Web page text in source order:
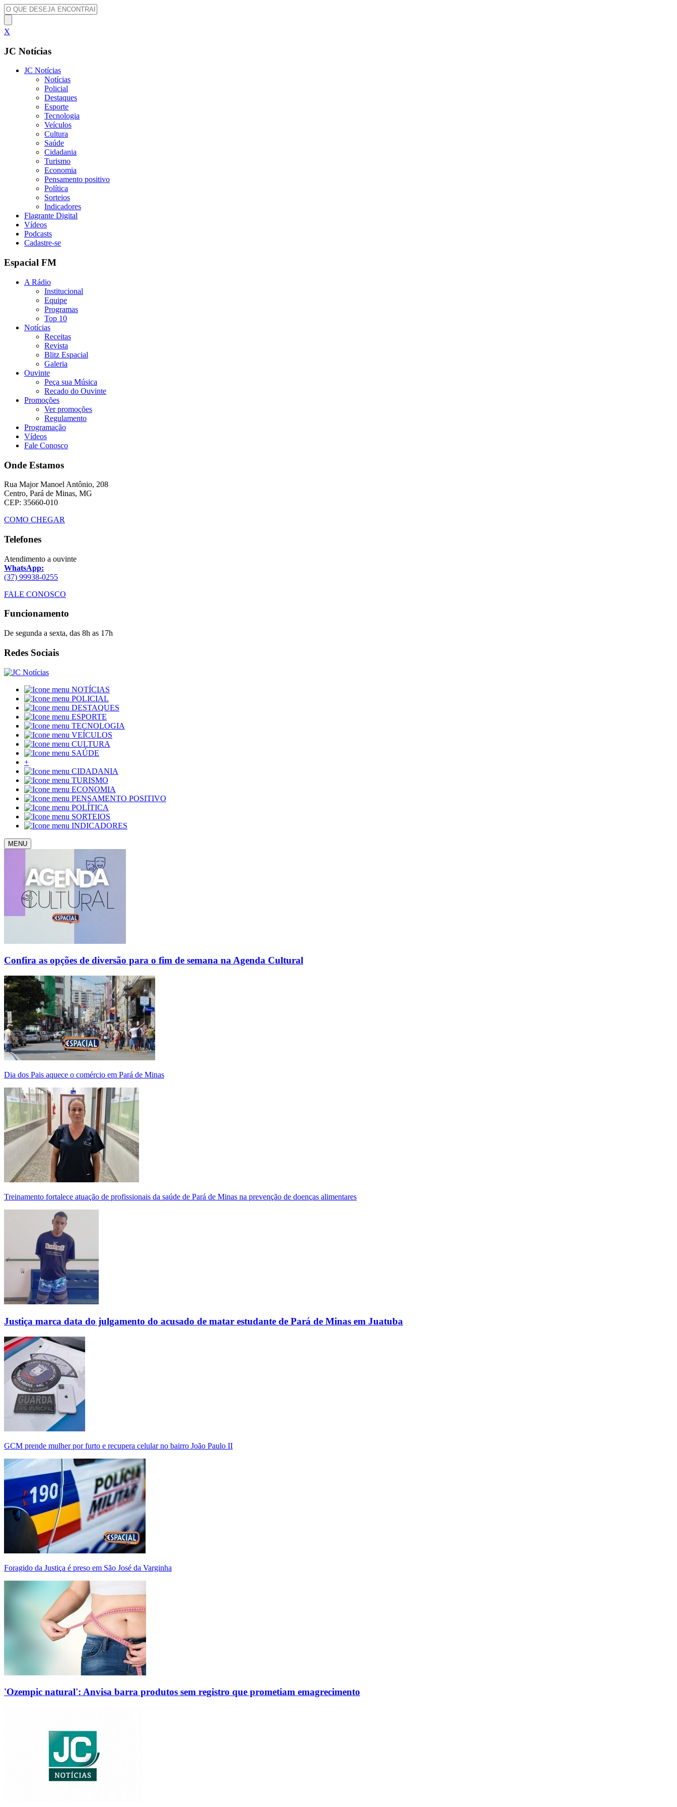
X
JC Notícias
JC Notícias
Notícias
Policial
Destaques
Esporte
Tecnologia
Veículos
Cultura
Saúde
Cidadania
Turismo
Economia
Pensamento positivo
Política
Sorteios
Indicadores
Flagrante Digital
Vídeos
Podcasts
Cadastre-se
Espacial FM
A Rádio
Institucional
Equipe
Programas
Top 10
Notícias
Receitas
Revista
Blitz Espacial
Galeria
Ouvinte
Peça sua Música
Recado do Ouvinte
Promoções
Ver promoções
Regulamento
Programação
Vídeos
Fale Conosco
Onde Estamos
Rua Major Manoel Antônio, 208
Centro, Pará de Minas, MG
CEP: 35660-010
COMO CHEGAR
Telefones
Atendimento a ouvinte
WhatsApp:
(37) 99938-0255
FALE CONOSCO
Funcionamento
De segunda a sexta, das 8h as 17h
Redes Sociais
NOTÍCIAS
POLICIAL
DESTAQUES
ESPORTE
TECNOLOGIA
VEÍCULOS
CULTURA
SAÚDE
+
CIDADANIA
TURISMO
ECONOMIA
PENSAMENTO POSITIVO
POLÍTICA
SORTEIOS
INDICADORES
MENU
Confira as opções de diversão para o fim de semana na Agenda Cultural
Dia dos Pais aquece o comércio em Pará de Minas
Treinamento fortalece atuação de profissionais da saúde de Pará de Minas na prevenção de doenças alimentares
Justiça marca data do julgamento do acusado de matar estudante de Pará de Minas em Juatuba
GCM prende mulher por furto e recupera celular no bairro João Paulo II
Foragido da Justiça é preso em São José da Varginha
'Ozempic natural': Anvisa barra produtos sem registro que prometiam emagrecimento